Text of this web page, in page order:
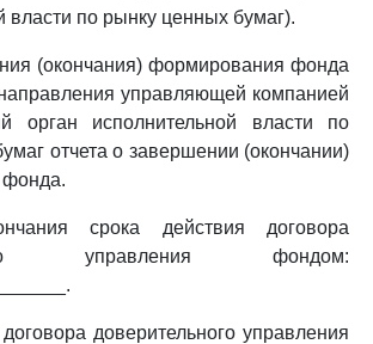
власти по рынку ценных бумаг).
(окончания) формирования фонда
управляющей компанией
орган исполнительной власти по
отчета о завершении (окончании)
срока действия договора
управления фондом:
доверительного управления